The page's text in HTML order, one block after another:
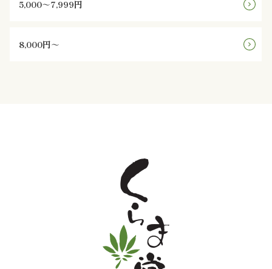
会・
5,000～7,999円
8,000円～